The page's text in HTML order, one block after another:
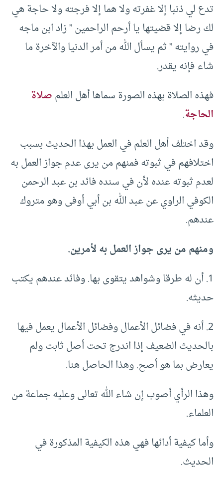
تدع لي ذنبا إلا غفرته ولا هما إلا فرجته ولا حاجة هي
لك رضا إلا قضيتها يا أرحم الراحمين ” زاد ابن ماجه
في روايته ” ثم يسأل الله من أمر الدنيا والآخرة ما
شاء فإنه يقدر.
فهذه الصلاة بهذه الصورة سماها أهل العلمصلاة
الحاجة.
وقد اختلف أهل العلم في العمل بهذا الحديث بسبب
اختلافهم في ثبوته فمنهم من يرى عدم جواز العمل به
لعدم ثبوته عنده لأن في سنده فائد بن عبد الرحمن
الكوفي الراوي عن عبد الله بن أبي أوفى وهو متروك
عندهم.
ومنهم من يرى جواز العمل به لأمرين.
1. أن له طرقا وشواهد يتقوى بها. وفائد عندهم يكتب
حديثه.
2. أنه في فضائل الأعمال وفضائل الأعمال يعمل فيها
بالحديث الضعيف إذا اندرج تحت أصل ثابت ولم
يعارض بما هو أصح. وهذا الحاصل هنا.
وهذا الرأي أصوب إن شاء الله تعالى وعليه جماعة من
العلماء.
وأما كيفية أدائها فهي هذه الكيفية المذكورة في
الحديث.